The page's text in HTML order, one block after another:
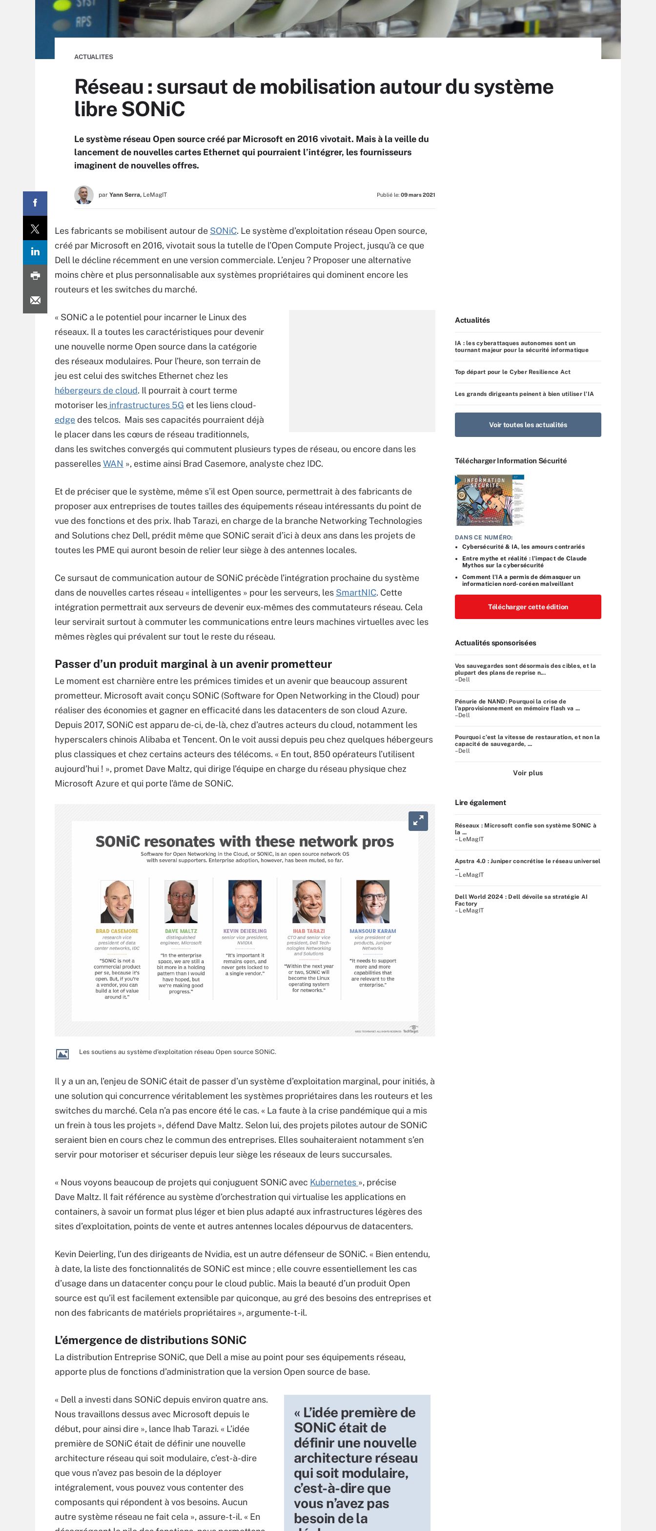
ACTUALITES
Réseau : sursaut de mobilisation autour du système
libre SONiC
Le système réseau Open source créé par Microsoft en 2016 vivotait. Mais à la veille du
lancement de nouvelles cartes Ethernet qui pourraient l’intégrer, les fournisseurs
imaginent de nouvelles offres.
par Yann Serra, LeMagIT Publié le: 09 mars 2021
Les fabricants se mobilisent autour de SONiC. Le système d’exploitation réseau Open source,
créé par Microsoft en 2016, vivotait sous la tutelle de l’Open Compute Project, jusqu’à ce que
Dell le décline récemment en une version commerciale. L’enjeu ? Proposer une alternative
moins chère et plus personnalisable aux systèmes propriétaires qui dominent encore les
routeurs et les switches du marché.
« SONiC a le potentiel pour incarner le Linux des
réseaux. Il a toutes les caractéristiques pour devenir
une nouvelle norme Open source dans la catégorie
des réseaux modulaires. Pour l’heure, son terrain de
jeu est celui des switches Ethernet chez les
hébergeurs de cloud. Il pourrait à court terme
motoriser les infrastructures 5G et les liens cloud-
edgedes telcos. Mais ses capacités pourraient déjà
le placer dans les cœurs de réseau traditionnels,
dans les switches convergés qui commutent plusieurs types de réseau, ou encore dans les
passerellesWAN », estime ainsi Brad Casemore, analyste chez IDC.
Et de préciser que le système, même s’il est Open source, permettrait à des fabricants de
proposer aux entreprises de toutes tailles des équipements réseau intéressants du point de
vue des fonctions et des prix. Ihab Tarazi, en charge de la branche Networking Technologies
and Solutions chez Dell, prédit même que SONiC serait d’ici à deux ans dans les projets de
toutes les PME qui auront besoin de relier leur siège à des antennes locales.
Ce sursaut de communication autour de SONiC précède l’intégration prochaine du système
dans de nouvelles cartes réseau « intelligentes » pour les serveurs, les SmartNIC. Cette
intégration permettrait aux serveurs de devenir eux-mêmes des commutateurs réseau. Cela
leur servirait surtout à commuter les communications entre leurs machines virtuelles avec les
mêmes règles qui prévalent sur tout le reste du réseau.
Passer d’un produit marginal à un avenir prometteur
Le moment est charnière entre les prémices timides et un avenir que beaucoup assurent
prometteur. Microsoft avait conçu SONiC (Software for Open Networking in the Cloud) pour
réaliser des économies et gagner en efficacité dans les datacenters de son cloud Azure.
Depuis 2017, SONiC est apparu de-ci, de-là, chez d’autres acteurs du cloud, notamment les
hyperscalers chinois Alibaba et Tencent. On le voit aussi depuis peu chez quelques hébergeurs
plus classiques et chez certains acteurs des télécoms. « En tout, 850 opérateurs l’utilisent
aujourd’hui ! », promet Dave Maltz, qui dirige l’équipe en charge du réseau physique chez
Microsoft Azure et qui porte l’âme de SONiC.
Les soutiens au système d’exploitation réseau Open source SONiC.
Il y a un an, l’enjeu de SONiC était de passer d’un système d’exploitation marginal, pour initiés, à
une solution qui concurrence véritablement les systèmes propriétaires dans les routeurs et les
switches du marché. Cela n’a pas encore été le cas. « La faute à la crise pandémique qui a mis
un frein à tous les projets », défend Dave Maltz. Selon lui, des projets pilotes autour de SONiC
seraient bien en cours chez le commun des entreprises. Elles souhaiteraient notamment s’en
servir pour motoriser et sécuriser depuis leur siège les réseaux de leurs succursales.
« Nous voyons beaucoup de projets qui conjuguent SONiC avec Kubernetes », précise
Dave Maltz. Il fait référence au système d’orchestration qui virtualise les applications en
containers, à savoir un format plus léger et bien plus adapté aux infrastructures légères des
sites d’exploitation, points de vente et autres antennes locales dépourvus de datacenters.
Kevin Deierling, l’un des dirigeants de Nvidia, est un autre défenseur de SONiC. « Bien entendu,
à date, la liste des fonctionnalités de SONiC est mince ; elle couvre essentiellement les cas
d’usage dans un datacenter conçu pour le cloud public. Mais la beauté d’un produit Open
source est qu’il est facilement extensible par quiconque, au gré des besoins des entreprises et
non des fabricants de matériels propriétaires », argumente-t-il.
L’émergence de distributions SONiC
La distribution Entreprise SONiC, que Dell a mise au point pour ses équipements réseau,
apporte plus de fonctions d’administration que la version Open source de base.
« L’idée première de
SONiC était de
définir une nouvelle
architecture réseau
qui soit modulaire,
c’est-à-dire que
vous n’avez pas
besoin de la
« Dell a investi dans SONiC depuis environ quatre ans.
Nous travaillons dessus avec Microsoft depuis le
début, pour ainsi dire », lance Ihab Tarazi. « L’idée
première de SONiC était de définir une nouvelle
architecture réseau qui soit modulaire, c’est-à-dire
que vous n’avez pas besoin de la déployer
intégralement, vous pouvez vous contenter des
composants qui répondent à vos besoins. Aucun
autre système réseau ne fait cela », assure-t-il. « En
Actualités
IA : les cyberattaques autonomes sont un
tournant majeur pour la sécurité informatique
Top départ pour le Cyber Resilience Act
Les grands dirigeants peinent à bien utiliser l’IA
Voir toutes les actualités
Télécharger Information Sécurité
DANS CE NUMÉRO:
Cybersécurité & IA, les amours contrariés
Entre mythe et réalité : l’impact de Claude
Mythos sur la cybersécurité
Comment l’IA a permis de démasquer un
informaticien nord-coréen malveillant
Télécharger cette édition
Actualités sponsorisées
Vos sauvegardes sont désormais des cibles, et la
plupart des plans de reprise n...
–Dell
Pénurie de NAND: Pourquoi la crise de
l’approvisionnement en mémoire flash va ...
–Dell
Pourquoi c’est la vitesse de restauration, et non la
capacité de sauvegarde, ...
–Dell
Voir plus
Lire également
Réseaux : Microsoft confie son système SONiC à
la ...
– LeMagIT
Apstra 4.0 : Juniper concrétise le réseau universel
...
– LeMagIT
Dell World 2024 : Dell dévoile sa stratégie AI
Factory
– LeMagIT